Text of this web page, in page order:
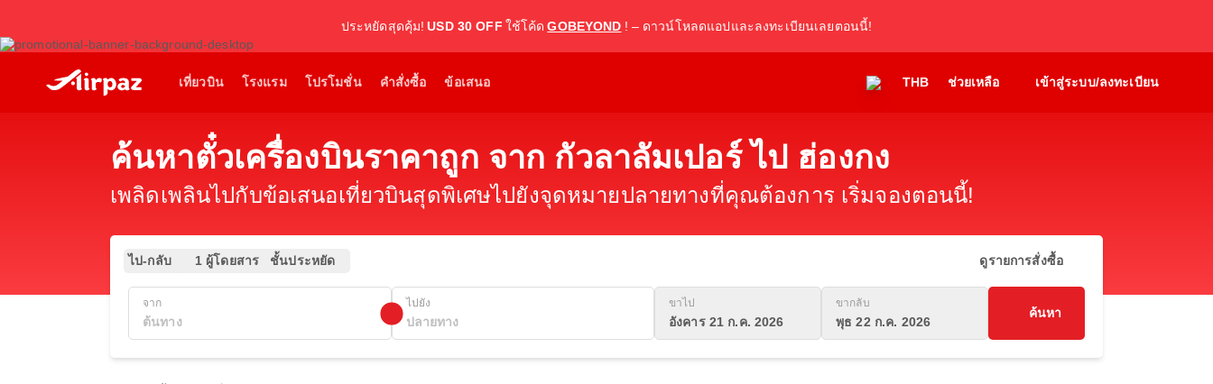
ประหยัดสุดคุ้ม! USD 30 OFF ใช้โค้ด GOBEYOND ! – ดาวน์โหลดแอปและลงทะเบียนเลยตอนนี้!
เที่ยวบิน โรงแรม โปรโมชั่น คำสั่งซื้อ ข้อเสนอ THB ช่วยเหลือ เข้าสู่ระบบ/ลงทะเบียน
ค้นหาตั๋วเครื่องบินราคาถูก จาก กัวลาลัมเปอร์ ไป ฮ่องกง
เพลิดเพลินไปกับข้อเสนอเที่ยวบินสุดพิเศษไปยังจุดหมายปลายทางที่คุณต้องการ เริ่มจองตอนนี้!
ไป-กลับ 1 ผู้โดยสาร ชั้นประหยัด ดูรายการสั่งซื้อ
จาก ไปยัง ขาไป
อังคาร 21 ก.ค. 2026
ขากลับ
พุธ 22 ก.ค. 2026
ค้นหา